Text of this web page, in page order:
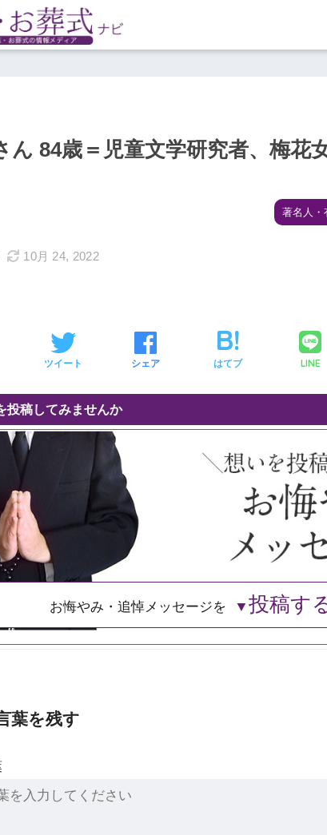
ん 84歳＝児童文学研究者、梅花
著名人・
10月 24, 2022
ツイート シェア はてブ LINE
投稿してみませんか
お悔やみ・追悼メッセージを 投稿す
葉を残す